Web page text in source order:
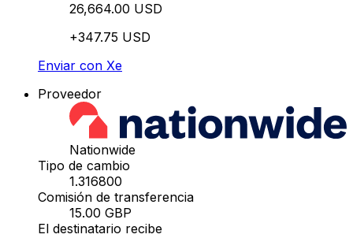
26,664.00 USD
+347.75 USD
Enviar con Xe
Proveedor
Nationwide
Tipo de cambio
1.316800
Comisión de transferencia
15.00 GBP
El destinatario recibe